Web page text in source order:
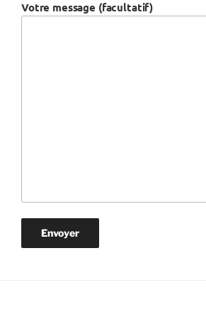
Votre message (facultatif)